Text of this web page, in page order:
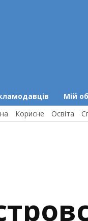
Мій
Корисне Освіта